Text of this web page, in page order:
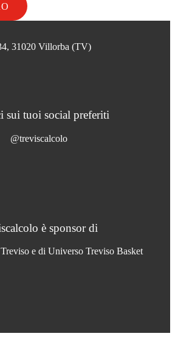
31020 Villorba (TV)
sui tuoi social preferiti
@treviscalcolo
è sponsor di
e di Universo Treviso Basket